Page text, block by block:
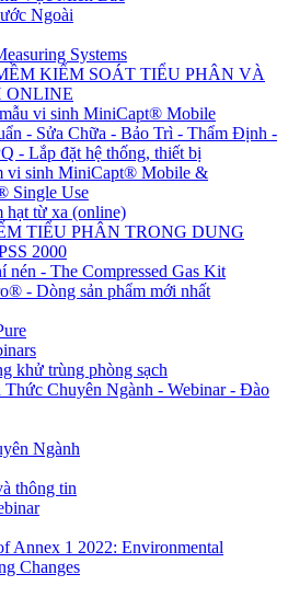
Ngoài
Systems
KIỂM SOÁT TIỂU PHÂN VÀ
ONLINE
vi sinh MiniCapt® Mobile
- Sửa Chữa - Bảo Trì - Thẩm Định -
- Lắp đặt hệ thống, thiết bị
vi sinh MiniCapt® Mobile &
Single Use
hạt từ xa (online)
TIỂU PHÂN TRONG DUNG
2000
nén - The Compressed Gas Kit
- Dòng sản phẩm mới nhất
khử trùng phòng sạch
Thức Chuyên Ngành - Webinar - Đào
Ngành
thông tin
Annex 1 2022: Environmental
Changes